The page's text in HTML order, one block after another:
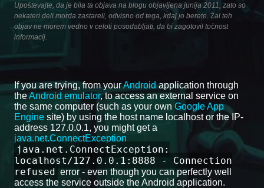
Upoštevajte, da je bila ta objava na blogu objavljena junija 2011, zato so
nekateri deli morda zastareli, odvisno od tega, kdaj jo berete. Žal teh
objav ne morem vedno v celoti posodabljati, da bi zagotovil točnost
informacij.
If you are trying, from yourAndroidapplication through
theAndroid emulator, to access an external service on
the same computer (such as your own Google App
Engine site) by using the host name localhost or the IP-
address 127.0.0.1, you might get a
java.net.ConnectException
java.net.ConnectException:
localhost/127.0.0.1:8888 - Connection
refused error - even though you can perfectly well
access the service outside the Android application.